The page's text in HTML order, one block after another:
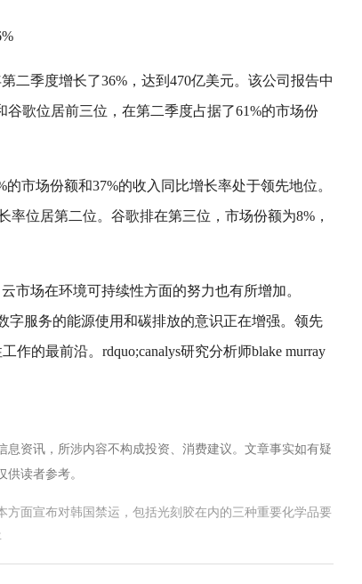
二季度增长了36%，达到470亿美元。该公司报告中
谷歌位居前三位，在第二季度占据了61%的市场份
的市场份额和37%的收入同比增长率处于领先地位。
率位居第二位。谷歌排在第三位，市场份额为8%，
市场在环境可持续性方面的努力也有所增加。
字服务的能源使用和碳排放的意识正在增强。领先
作的最前沿。rdquo;canalys研究分析师blake murray
资讯，所涉内容不构成投资、消费建议。文章事实如有疑
读者参考。
方面宣布对韩国禁运，包括光刻胶在内的三种重要化学品要